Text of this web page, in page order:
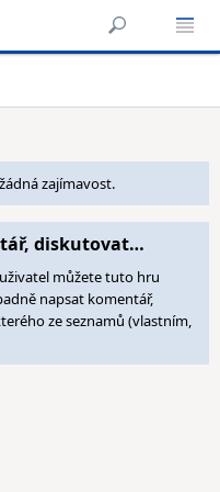
zajímavost.
diskutovat…
uživatel můžete tuto hru
napsat komentář,
ze seznamů (vlastním,